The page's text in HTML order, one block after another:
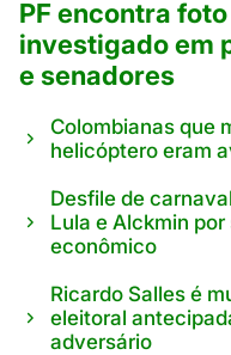
PF encontra
investigado em
e senadores
Colombianas que
helicóptero eram
Desfile de
Lula e Alckmin
econômico
Ricardo Salles é
eleitoral
adversário